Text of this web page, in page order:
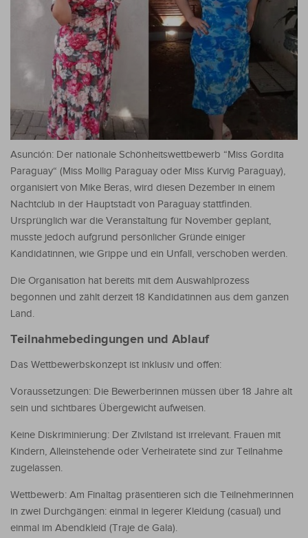
Asunción: Der nationale Schönheitswettbewerb “Miss Gordita
Paraguay“ (Miss Mollig Paraguay oder Miss Kurvig Paraguay),
organisiert von Mike Beras, wird diesen Dezember in einem
Nachtclub in der Hauptstadt von Paraguay stattfinden.
Ursprünglich war die Veranstaltung für November geplant,
musste jedoch aufgrund persönlicher Gründe einiger
Kandidatinnen, wie Grippe und ein Unfall, verschoben werden.
Die Organisation hat bereits mit dem Auswahlprozess
begonnen und zählt derzeit 18 Kandidatinnen aus dem ganzen
Land.
Teilnahmebedingungen und Ablauf
Das Wettbewerbskonzept ist inklusiv und offen:
Voraussetzungen: Die Bewerberinnen müssen über 18 Jahre alt
sein und sichtbares Übergewicht aufweisen.
Keine Diskriminierung: Der Zivilstand ist irrelevant. Frauen mit
Kindern, Alleinstehende oder Verheiratete sind zur Teilnahme
zugelassen.
Wettbewerb: Am Finaltag präsentieren sich die Teilnehmerinnen
in zwei Durchgängen: einmal in legerer Kleidung (casual) und
einmal im Abendkleid (Traje de Gala).